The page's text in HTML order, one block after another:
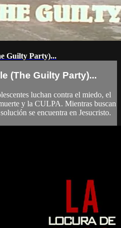
Guilty Party)...
(The Guilty Party)...
luchan contra el miedo, el
y la CULPA. Mientras buscan
se encuentra en Jesucristo.